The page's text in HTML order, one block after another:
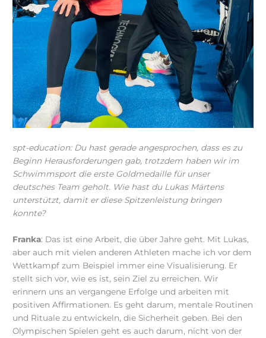
spt-education: Du hast gerade angesprochen, dass es zu
Beginn Herausforderungen gab, trotzdem haben wir im
Schwimmsport die erste Goldmedaille für unser
deutsches Team geholt. Wie hast du Lukas Märtens
unterstützt, damit er diese Spitzenleistung bringen
konnte?
Franka: Das ist eine Arbeit, die über Jahre geht. Mit Lukas,
aber auch mit vielen anderen Athleten mache ich vor dem
Wettkampf zum Beispiel immer eine Visualisierung. Er
stellt sich vor, wie es ist, sein Ziel zu erreichen. Wir
erinnern uns an vergangene Erfolge und arbeiten mit
positiven Affirmationen. Es geht darum, mentale Routinen
und Rituale zu entwickeln, die Sicherheit geben. Bei den
Olympischen Spielen geht es auch darum, nicht von der